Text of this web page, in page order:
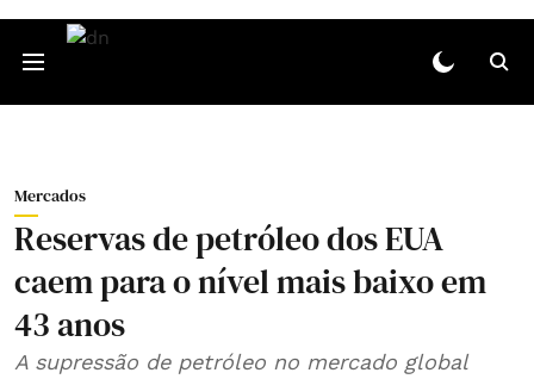
Mercados
Reservas de petróleo dos EUA
caem para o nível mais baixo em
43 anos
A supressão de petróleo no mercado global